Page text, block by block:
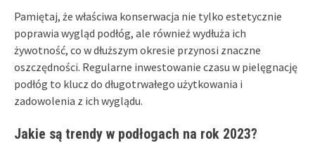
Pamiętaj, że właściwa konserwacja nie tylko estetycznie
poprawia wygląd podłóg, ale również wydłuża ich
żywotność, co w dłuższym okresie przynosi znaczne
oszczędności. Regularne inwestowanie czasu w pielęgnację
podłóg to klucz do długotrwałego użytkowania i
zadowolenia z ich wyglądu.
Jakie są trendy w podłogach na rok 2023?